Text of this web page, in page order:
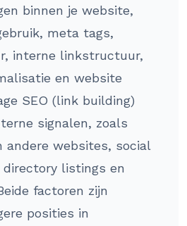
binnen je website,
meta tags,
interne linkstructuur,
en website
SEO (link building)
signalen, zoals
andere websites, social
directory listings en
factoren zijn
posities in